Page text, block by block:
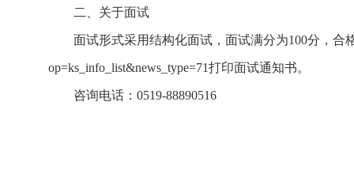
二、关于面试
面试形式采用结构化面试，面试满分为100分，合
op=ks_info_list&news_type=71打印面试通知书。
咨询电话：0519-88890516